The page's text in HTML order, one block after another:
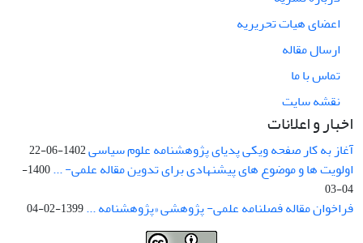
اعضای هیات تحریریه
ارسال مقاله
تماس با ما
نقشه سایت
اخبار و اعلانات
آغاز به کار صفحه ویکی پدیای پژوهشنامه علوم سیاسی1402-06-22
اولویت ها و موضوع های پیشنهادی برای تدوین مقاله علمی- ...
1400-
04-03
فراخوان مقاله فصلنامه علمی- پژوهشی «پژوهشنامه ...1399-02-04